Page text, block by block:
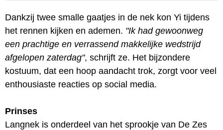
Dankzij twee smalle gaatjes in de nek kon Yi tijdens
het rennen kijken en ademen. "Ik had gewoonweg
een prachtige en verrassend makkelijke wedstrijd
afgelopen zaterdag", schrijft ze. Het bijzondere
kostuum, dat een hoop aandacht trok, zorgt voor veel
enthousiaste reacties op social media.
Prinses
Langnek is onderdeel van het sprookje van De Zes